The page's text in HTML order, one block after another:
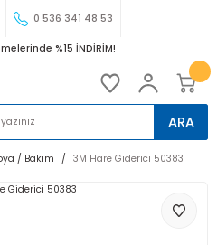
0 536 341 48 53
%15 İNDİRİM!
ARA
/ Bakım 3M Hare Giderici 50383